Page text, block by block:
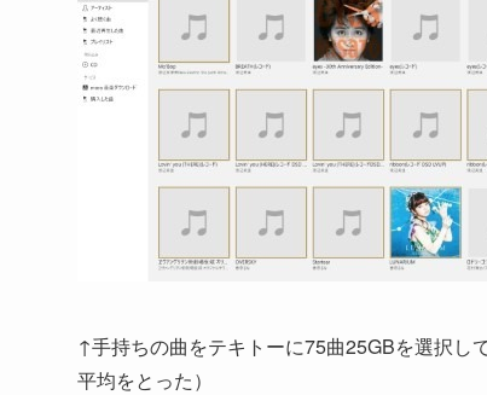
↑手持ちの曲をテキトーに75曲25GBを選択し
平均をとった）